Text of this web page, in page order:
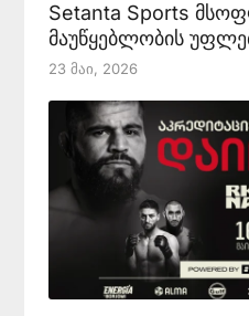
Setanta Sports
მაუწყებლობის
23 Მაი, 2026